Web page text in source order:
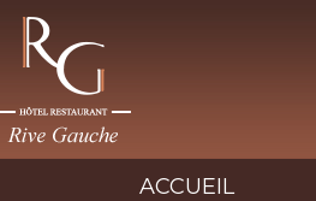
ACCUEIL